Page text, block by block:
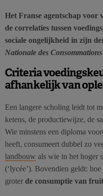
Het Franse agentschap voor
de correlaties tussen
sociale ongelijkheid in zijn
Nationale des
Criteria
afhankelijk van
Een langere scholing leidt tot
ketens, de productiewijze, de
Wie minstens een diploma
heeft, consumeert dubbel zo
landbouw als wie in het hoger
(‘lycée’). Bovendien geldt:
groter de consumptie van